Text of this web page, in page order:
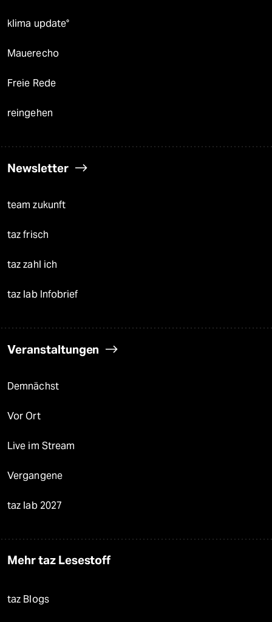
klima update°
Mauerecho
Freie Rede
reingehen
Newsletter
team zukunft
taz frisch
taz zahl ich
taz lab Infobrief
Veranstaltungen
Demnächst
Vor Ort
Live im Stream
Vergangene
taz lab 2027
Mehr taz Lesestoff
taz Blogs